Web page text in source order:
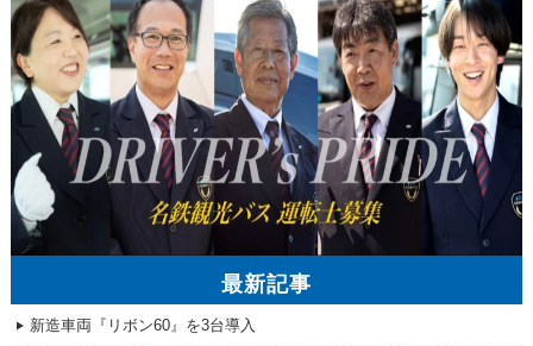
最新記事
新造車両『リボン60』を3台導入